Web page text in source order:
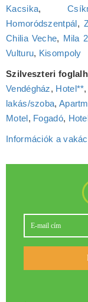
Kacsika,
Homoródszentpál,
Chilia Veche, Mila
Vulturu, Kisompoly
Szilveszteri
Vendégház, Hotel**,
lakás/szoba,
Motel, Fogadó,
Információk a